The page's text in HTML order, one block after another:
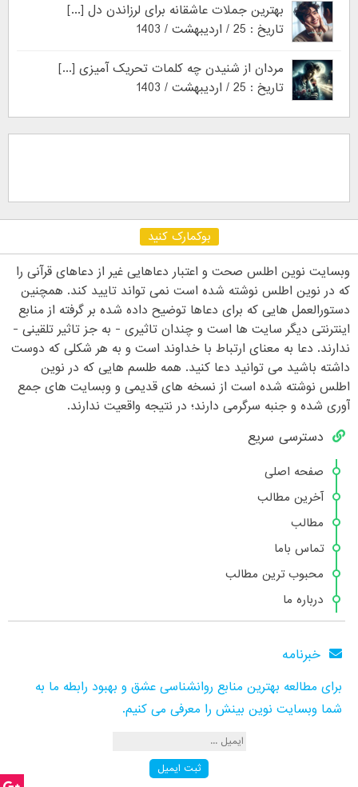
بهترین جملات عاشقانه برای لرزاندن دل [...]
تاریخ : 25 / اردیبهشت / 1403
مردان از شنیدن چه کلمات تحریک آمیزی [...]
تاریخ : 25 / اردیبهشت / 1403
بوکمارک کنید
وبسایت نوین اطلس صحت و اعتبار دعاهایی غیر از دعاهای قرآنی را
که در نوین اطلس نوشته شده است نمی تواند تایید کند. همچنین
دستورالعمل هایی که برای دعاها توضیح داده شده بر گرفته از منابع
اینترنتی دیگر سایت ها است و چندان تاثیری - به جز تاثیر تلقینی -
ندارند. دعا به معنای ارتباط با خداوند است و به هر شکلی که دوست
داشته باشید می توانید دعا کنید. همه طلسم هایی که در نوین
اطلس نوشته شده است از نسخه های قدیمی و وبسایت های جمع
آوری شده و جنبه سرگرمی دارند؛ در نتیجه واقعیت ندارند.
دسترسی سریع
صفحه اصلی
آخرین مطالب
مطالب
تماس باما
محبوب ترین مطالب
درباره ما
خبرنامه
برای مطالعه بهترین منابع روانشناسی عشق و بهبود رابطه ما به
شما وبسایت نوین بینش را معرفی می کنیم.